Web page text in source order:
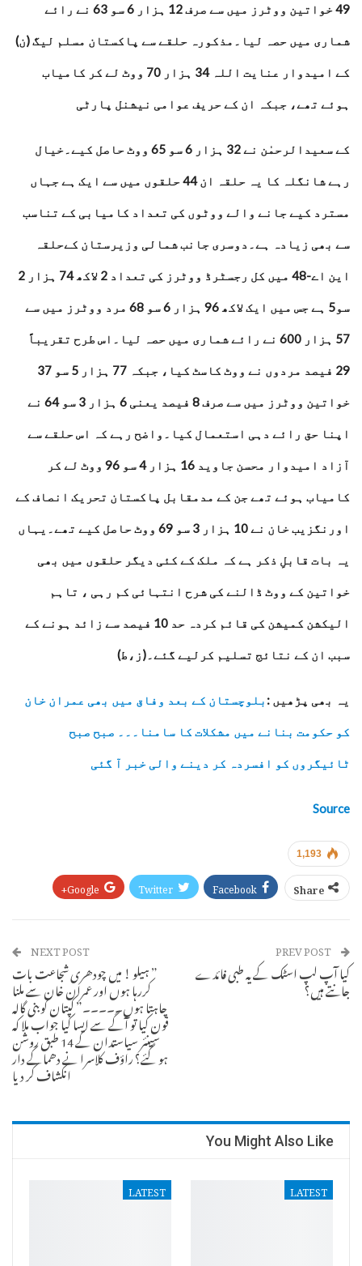
49 خواتین ووٹرز میں سے صرف 12 ہزار 6 سو 63 نے رائے
شماری میں حصہ لیا۔مذکورہ حلقے سے پاکستان مسلم لیگ (ن)
کے امیدوار عنایت اللہ 34 ہزار 70 ووٹ لے کر کامیاب
ہوئے تھے، جبکہ ان کے حریف عوامی نیشنل پارٹی
کے سعیدالرحمٰن نے 32 ہزار 6 سو 65 ووٹ حاصل کیے۔خیال
رہے شانگلہ کا یہ حلقہ ان 44 حلقوں میں سے ایک ہے جہاں
مسترد کیے جانے والے ووٹوں کی تعداد کامیابی کے تناسب
سے بھی زیادہ ہے۔دوسری جانب شمالی وزیرستان کےحلقہ
این اے-48 میں کل رجسٹرڈ ووٹرز کی تعداد 2 لاکھ 74 ہزار 2
سو5 ہے جس میں ایک لاکھ 96 ہزار 6 سو 68 مرد ووٹرز میں سے
57 ہزار 600 نے رائے شماری میں حصہ لیا۔اس طرح تقریباً
29 فیصد مردوں نے ووٹ کاسٹ کیا، جبکہ 77 ہزار 5 سو 37
خواتین ووٹرز میں سے صرف 8 فیصد یعنی 6 ہزار 3 سو 64 نے
اپنا حق رائے دہی استعمال کیا۔واضح رہے کہ اس حلقے سے
آزاد امیدوار محسن جاوید 16 ہزار 4 سو 96 ووٹ لے کر
کامیاب ہوئے تھے جن کے مدمقابل پاکستان تحریک انصاف کے
اورنگزیب خان نے 10 ہزار 3 سو 69 ووٹ حاصل کیے تھے۔یہاں
یہ بات قابلِ ذکر ہے کہ ملک کے کئی دیگر حلقوں میں بھی
خواتین کے ووٹ ڈالنے کی شرح انتہائی کم رہی ، تاہم
الیکشن کمیشن کی قائم کردہ حد 10 فیصد سے زائد ہونے کے
سبب ان کے نتائج تسلیم کرلیے گئے۔(ز،ط)
یہ بھی پڑھیں : بلوچستان کے بعد وفاق میں بھی عمران خان
کو حکومت بنانے میں مشکلات کا سامنا۔۔۔ صبح صبح
ٹائیگروں کو افسردہ کر دینے والی خبر آ گئی
Source
1,193
Share
Facebook
Twitter
Google+
کیا آپ لپ اسٹک کے یہ طبی فائدے
جانتے ہیں؟
NEXT POST
” ہیلو ! میں چودھری شجاعت بات
کررہا ہوں اور عمران خان سے ملنا
چاہتا ہوں۔۔۔۔۔” کپتان کو بنی گالہ
فون کیا تو آگے سے ایسا کیا جواب ملا کہ
سینئر سیاستدان کے 14 طبق روشن
ہو گئے؟ راؤف کلاسرا نے دھماکے دار
انکشاف کر دیا
You Might Also Like
LATEST
LATEST